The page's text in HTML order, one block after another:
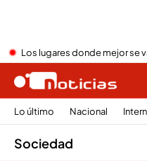
Los lugares donde mejor se
Lo último Nacional
Sociedad